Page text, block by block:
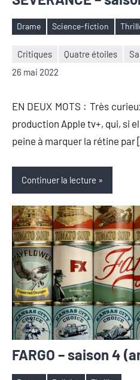
Étiquettes
Drame Science-fiction
Critiques Quatre étoiles
26 mai 2022
Nicolas
2
EN DEUX MOTS : Très
production Apple tv+, qui, si
peine à marquer la rétine
Continuer la lecture
FARGO – saison 4